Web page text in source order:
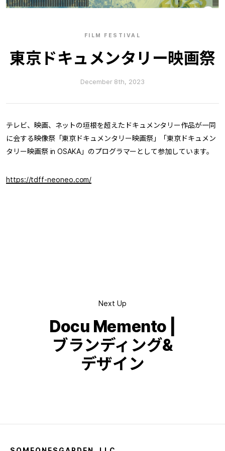
FILM FESTIVAL
東京ドキュメンタリー映画祭
December 8th, 2023
テレビ、映画、ネットの垣根を超えたドキュメンタリー作品が一同
に会する映像祭「東京ドキュメンタリー映画祭」「東京ドキュメン
タリー映画祭 in OSAKA」のプログラマーとして参加しています。
https://tdff-neoneo.com/
Next Up
Docu Memento |
ブランディング&
デザイン